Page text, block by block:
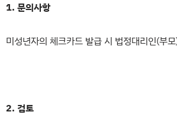
1. 문의사항
미성년자의 체크카드 발급 시 법정대리인(부
2. 검토